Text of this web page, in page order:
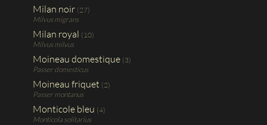
Milan noir (27)
Milvus migrans
Milan royal (10)
Milvus milvus
Moineau domestique (3)
Passer domesticus
Moineau friquet (2)
Passer montanus
Monticole bleu (4)
Monticola solitarius